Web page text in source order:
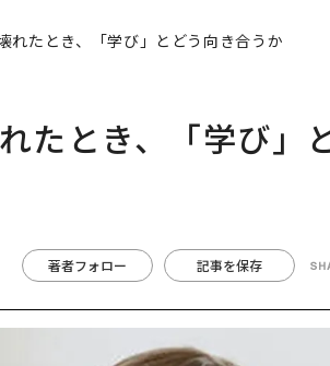
たとき、「学び」とどう向き合うか
とき、「学び」
著者フォロー 記事を保存